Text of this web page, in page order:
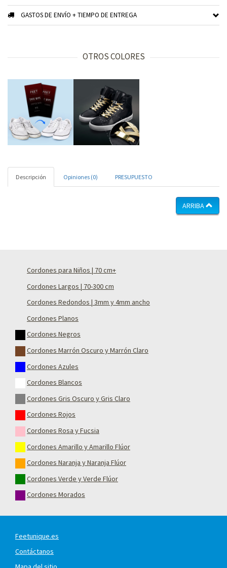
GASTOS DE ENVÍO + TIEMPO DE ENTREGA
OTROS COLORES
Descripción Opiniones (0) PRESUPUESTO
ARRIBA
Cordones para Niños | 70 cm+
Cordones Largos | 70-300 cm
Cordones Redondos | 3mm y 4mm ancho
Cordones Planos
Cordones Negros
Cordones Marrón Oscuro y Marrón Claro
Cordones Azules
Cordones Blancos
Cordones Gris Oscuro y Gris Claro
Cordones Rojos
Cordones Rosa y Fucsia
Cordones Amarillo y Amarillo Flúor
Cordones Naranja y Naranja Flúor
Cordones Verde y Verde Flúor
Cordones Morados
Feetunique.es
Contáctanos